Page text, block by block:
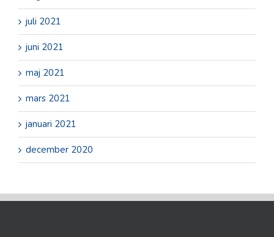
juli 2021
juni 2021
maj 2021
mars 2021
januari 2021
december 2020